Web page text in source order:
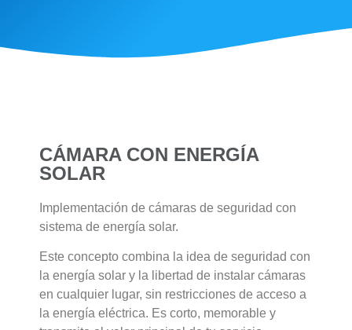
CÁMARA CON ENERGÍA
SOLAR
Implementación de cámaras de seguridad con
sistema de energía solar.
Este concepto combina la idea de seguridad con
la energía solar y la libertad de instalar cámaras
en cualquier lugar, sin restricciones de acceso a
la energía eléctrica. Es corto, memorable y